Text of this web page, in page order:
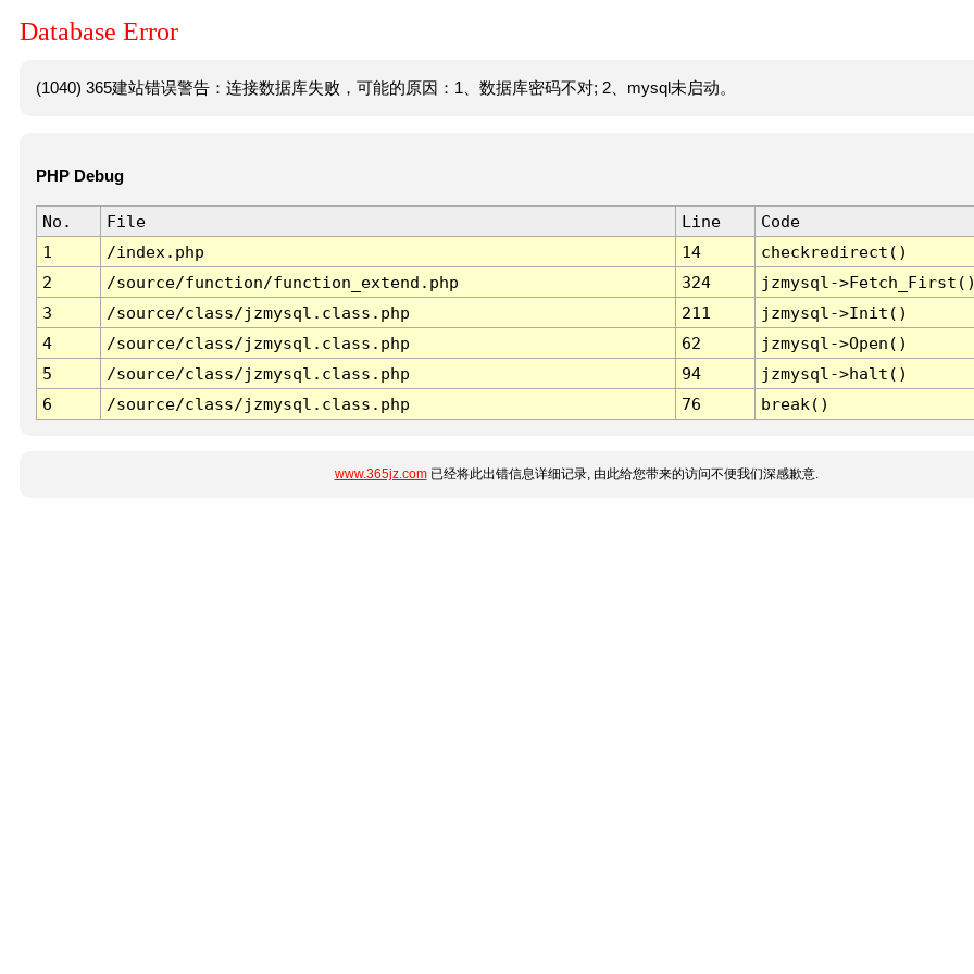
Database Error
(1040) 365建站错误警告：连接数据库失败，可能的原因：1、数据库密码不对; 2、mysql未启动。
PHP Debug
No. File Line
Code
1
/index.php 14
checkredirect()
2
/source/function/function_extend.php 324
jzmysql-
3
/source/class/jzmysql.class.php 211
jzmysql->Init()
4
/source/class/jzmysql.class.php 62
jzmysql->Open()
5
/source/class/jzmysql.class.php 94
jzmysql->halt()
6
/source/class/jzmysql.class.php 76 break()
www.365jz.com已经将此出错信息详细记录, 由此给您带来的访问不便我们深感歉意.